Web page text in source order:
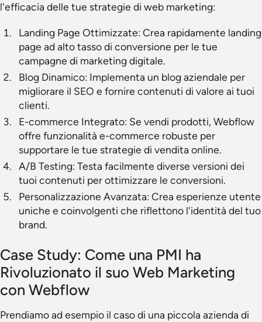
l'efficacia delle tue strategie di web marketing:
Landing Page Ottimizzate: Crea rapidamente landing
page ad alto tasso di conversione per le tue
campagne di marketing digitale.
Blog Dinamico: Implementa un blog aziendale per
migliorare il SEO e fornire contenuti di valore ai tuoi
clienti.
E-commerce Integrato: Se vendi prodotti, Webflow
offre funzionalità e-commerce robuste per
supportare le tue strategie di vendita online.
A/B Testing: Testa facilmente diverse versioni dei
tuoi contenuti per ottimizzare le conversioni.
Personalizzazione Avanzata: Crea esperienze utente
uniche e coinvolgenti che riflettono l'identità del tuo
brand.
Case Study: Come una PMI ha
Rivoluzionato il suo Web Marketing
con Webflow
Prendiamo ad esempio il caso di una piccola azienda di